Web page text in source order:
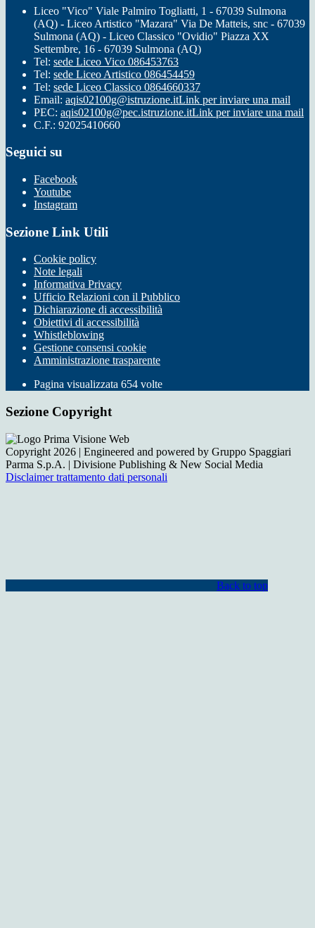
Liceo "Vico" Viale Palmiro Togliatti, 1 - 67039 Sulmona
(AQ) - Liceo Artistico "Mazara" Via De Matteis, snc - 67039
Sulmona (AQ) - Liceo Classico "Ovidio" Piazza XX
Settembre, 16 - 67039 Sulmona (AQ)
Tel: sede Liceo Vico 086453763
Tel: sede Liceo Artistico 086454459
Tel: sede Liceo Classico 0864660337
Email: aqis02100g@istruzione.itLink per inviare una mail
PEC: aqis02100g@pec.istruzione.itLink per inviare una mail
C.F.: 92025410660
Seguici su
Facebook
Youtube
Instagram
Sezione Link Utili
Cookie policy
Note legali
Informativa Privacy
Ufficio Relazioni con il Pubblico
Dichiarazione di accessibilità
Obiettivi di accessibilità
Whistleblowing
Gestione consensi cookie
Amministrazione trasparente
Pagina visualizzata 654 volte
Sezione Copyright
Copyright 2026 | Engineered and powered by Gruppo Spaggiari
Parma S.p.A. | Divisione Publishing & New Social Media
Disclaimer trattamento dati personali
Back to top